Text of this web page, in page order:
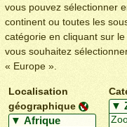
vous pouvez sélectionner
continent ou toutes les
catégorie en cliquant sur
vous souhaitez
« Europe ».
Localisation
géographique